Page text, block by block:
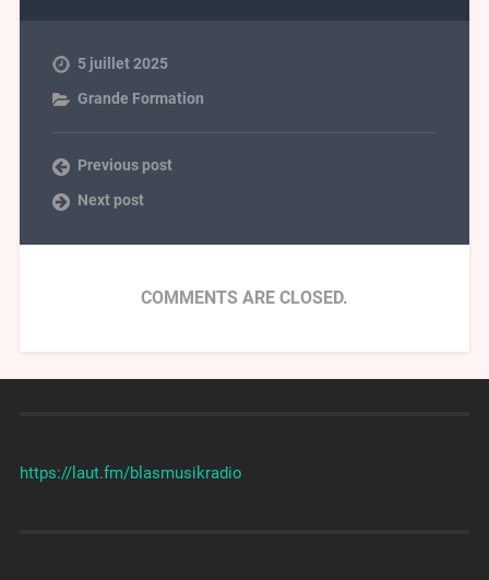
5 juillet 2025
Grande Formation
Previous post
Next post
COMMENTS ARE CLOSED.
https://laut.fm/blasmusikradio